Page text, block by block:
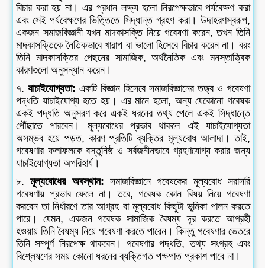
বিচার করা হয় না। এর প্রধান লক্ষ্য হলো নিরপেক্ষভাবে পর্যবেক্ষণ করা
এবং সেই পর্যবেক্ষণের ভিত্তিতে সিদ্ধান্ত গ্রহণ করা। উদাহরণস্বরূপ,
একজন সমাজবিজ্ঞানী যখন মাদকাসক্তি নিয়ে গবেষণা করেন, তখন তিনি
মাদকাসক্তিকে নৈতিকভাবে খারাপ বা ভালো হিসেবে বিচার করেন না। বরং
তিনি মাদকাসক্তির পেছনের সামাজিক, অর্থনৈতিক এবং মনস্তাত্ত্বিক
কারণগুলো অনুসন্ধান করেন।
৭. যাচাইযোগ্যতা: একটি বিজ্ঞান হিসেবে সমাজবিজ্ঞানের তত্ত্ব ও গবেষণা
পদ্ধতি যাচাইযোগ্য হতে হয়। এর মানে হলো, অন্য যেকোনো গবেষক
একই পদ্ধতি অনুসরণ করে একই ধরনের তথ্য পেলে একই সিদ্ধান্তে
পৌঁছাতে পারবেন। মূল্যবোধের প্রভাব থাকলে এই যাচাইযোগ্যতা
অসম্ভব হয়ে পড়ত, কারণ প্রতিটি ব্যক্তির মূল্যবোধ আলাদা। তাই,
গবেষণার ফলাফলকে বস্তুনিষ্ঠ ও সর্বজনীনভাবে গ্রহণযোগ্য করার জন্য
যাচাইযোগ্যতা অপরিহার্য।
৮.মূল্যবোধের অবস্থান: সমাজবিজ্ঞানে গবেষকের মূল্যবোধ সরাসরি
গবেষণায় প্রভাব ফেলে না। তবে, গবেষক কোন বিষয় নিয়ে গবেষণা
করবেন তা নির্ধারণে তার আগ্রহ বা মূল্যবোধ কিছুটা ভূমিকা পালন করতে
পারে। যেমন, একজন গবেষক সামাজিক বৈষম্য দূর করতে আগ্রহী
হওয়ায় তিনি বৈষম্য নিয়ে গবেষণা করতে পারেন। কিন্তু গবেষণার ভেতরে
তিনি সম্পূর্ণ নিরপেক্ষ থাকবেন। গবেষণার পদ্ধতি, তথ্য সংগ্রহ এবং
বিশ্লেষণের সময় কোনো ধরনের ব্যক্তিগত পক্ষপাত প্রকাশ পাবে না।